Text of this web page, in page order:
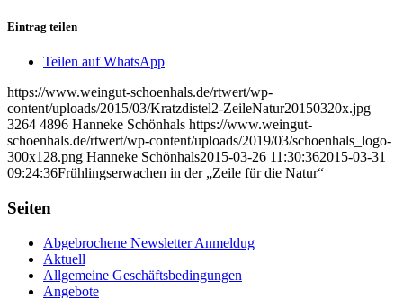
Eintrag teilen
Teilen auf WhatsApp
https://www.weingut-schoenhals.de/rtwert/wp-
content/uploads/2015/03/Kratzdistel2-ZeileNatur20150320x.jpg
3264 4896 Hanneke Schönhals https://www.weingut-
schoenhals.de/rtwert/wp-content/uploads/2019/03/schoenhals_logo-
300x128.png Hanneke Schönhals2015-03-26 11:30:362015-03-31
09:24:36Frühlingserwachen in der „Zeile für die Natur“
Seiten
Abgebrochene Newsletter Anmeldug
Aktuell
Allgemeine Geschäftsbedingungen
Angebote